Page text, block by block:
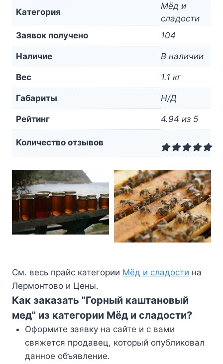
Категория
Мёд и
сладости
Заявок получено
104
Наличие В наличии
Вес 1.1 кг
Габариты Н/Д
Рейтинг 4.94 из 5
Количество отзывов
См. весь прайс категории Мёд и сладости на
Лермонтово и Цены.
Как заказать "Горный каштановый
мед" из категории Мёд и сладости?
Оформите заявку на сайте и с вами
свяжется продавец, который опубликовал
данное объявление.